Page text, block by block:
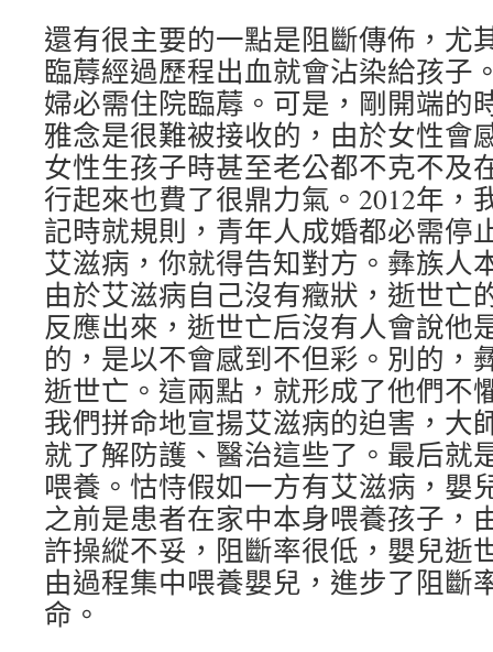
還有很主要的一點是阻斷傳佈，尤
臨蓐經過歷程出血就會沾染給孩子
婦必需住院臨蓐。可是，剛開端的
雅念是很難被接收的，由於女性會
女性生孩子時甚至老公都不克不及
行起來也費了很鼎力氣。2012年，
記時就規則，青年人成婚都必需停
艾滋病，你就得告知對方。彝族人
由於艾滋病自己沒有癥狀，逝世亡
反應出來，逝世亡后沒有人會說他
的，是以不會感到不但彩。別的，
逝世亡。這兩點，就形成了他們不
我們拼命地宣揚艾滋病的迫害，大
就了解防護、醫治這些了。最后就
喂養。怙恃假如一方有艾滋病，嬰
之前是患者在家中本身喂養孩子，
許操縱不妥，阻斷率很低，嬰兒逝
由過程集中喂養嬰兒，進步了阻斷
命。